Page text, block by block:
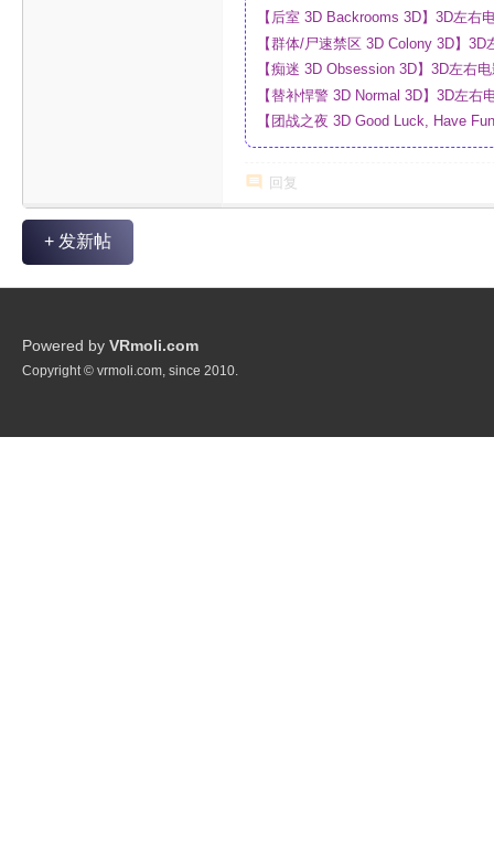
【后室 3D Backrooms 3D】3D左右
【群体/尸速禁区 3D Colony 3D】
_网盘
【痴迷 3D Obsession 3D】3D左右
【替补悍警 3D Normal 3D】3D左
【团战之夜 3D Good Luck, Have
回复
+ 发新帖
Powered by VRmoli.com
Copyright © vrmoli.com, since 2010.